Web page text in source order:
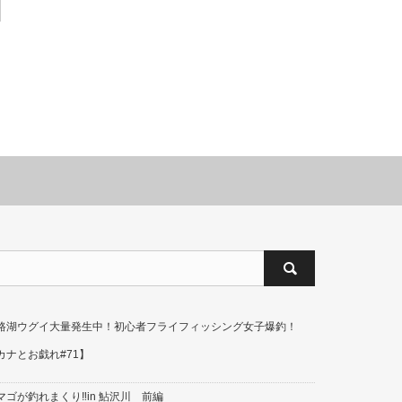
湖ウグイ大量発生中！初心者フライフィッシング女子爆釣！
ナとお戯れ#71】
ゴが釣れまくり‼in 鮎沢川 前編